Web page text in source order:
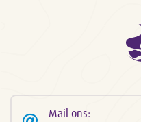
Mail ons: